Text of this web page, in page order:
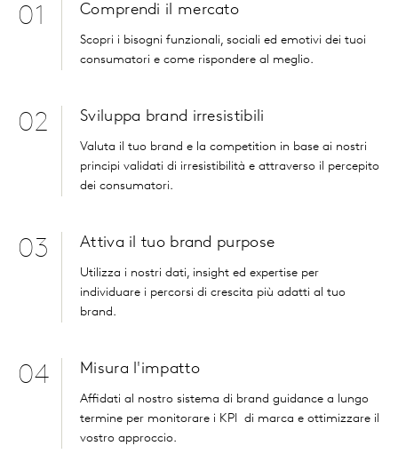
01 Comprendi il mercato
Scopri i bisogni funzionali, sociali ed emotivi dei tuoi
consumatori e come rispondere al meglio.
02 Sviluppa brand irresistibili
Valuta il tuo brand e la competition in base ai nostri
principi validati di irresistibilità e attraverso il percepito
dei consumatori.
03 Attiva il tuo brand purpose
Utilizza i nostri dati, insight ed expertise per
individuare i percorsi di crescita più adatti al tuo
brand.
04 Misura l'impatto
Affidati al nostro sistema di brand guidance a lungo
termine per monitorare i KPI di marca e ottimizzare il
vostro approccio.